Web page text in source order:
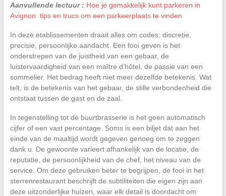
Aanvullende lectuur : Hoe je gemakkelijk kunt parkeren in
Avignon: tips en trucs om een parkeerplaats te vinden
In deze etablissementen draait alles om codes: discretie,
precisie, persoonlijke aandacht. Een fooi geven is het
onderstrepen van de juistheid van een gebaar, de
luistervaardigheid van een maître d’hôtel, de passie van een
sommelier. Het bedrag heeft niet meer dezelfde betekenis. Wat
telt, is de betekenis van het gebaar, de stille verbondenheid die
ontstaat tussen de gast en de zaal.
In tegenstelling tot de buurtbrasserie is het geen automatisch
cijfer of een vast percentage. Soms is een biljet dat aan het
einde van de maaltijd wordt gegeven genoeg om te zeggen
dank u. De gewoonte varieert afhankelijk van de locatie, de
reputatie, de persoonlijkheid van de chef, het niveau van de
service. Om deze gebruiken beter te begrijpen, de fooi in het
sterrenrestaurant beschrijft de subtiliteiten die eigen zijn aan
deze uitzonderlijke huizen, waar elk detail is doordacht om